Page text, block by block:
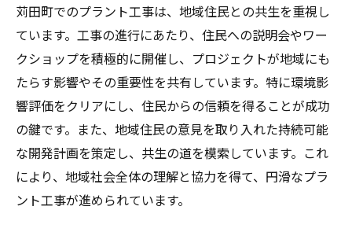
苅田町でのプラント工事は、地域住民との共生を重視し
ています。工事の進行にあたり、住民への説明会やワー
クショップを積極的に開催し、プロジェクトが地域にも
たらす影響やその重要性を共有しています。特に環境影
響評価をクリアにし、住民からの信頼を得ることが成功
の鍵です。また、地域住民の意見を取り入れた持続可能
な開発計画を策定し、共生の道を模索しています。これ
により、地域社会全体の理解と協力を得て、円滑なプラ
ント工事が進められています。